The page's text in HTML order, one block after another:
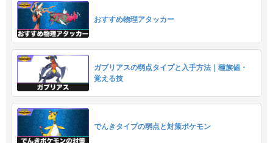
おすすめ物理アタッカー
ガブリアスの弱点タイプと入手方法｜種族値・
覚える技
でんきタイプの弱点と対策ポケモン